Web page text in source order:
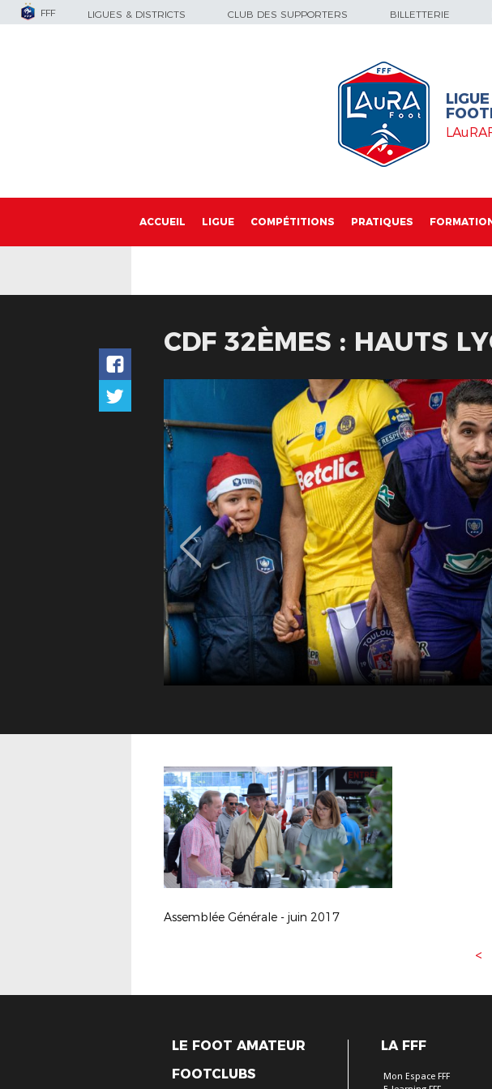
FFF LIGUES & DISTRICTS CLUB DES SUPPORTERS BILLETTERIE
ACCUEIL LIGUE COMPÉTITIONS PRATIQUES
CDF 32ÈMES : HAUTS
Assemblée Générale - juin 2017
<
LE FOOT AMATEUR
FOOTCLUBS
LA FFF
Mon Espace FFF